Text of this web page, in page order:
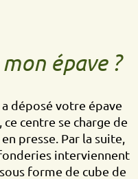
épave ?
déposé votre épave
centre se charge de
presse. Par la suite,
interviennent
forme de cube de